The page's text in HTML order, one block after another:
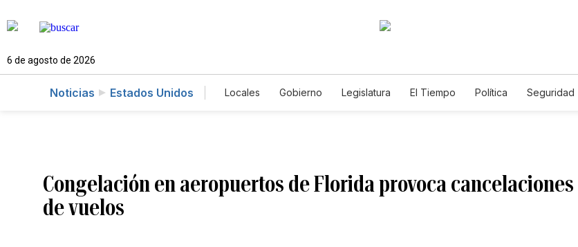
6 de agosto de 2026
Noticias Estados Unidos Locales Gobierno Legislatura El Tiempo Política Seguridad
Congelación en aeropuertos de Florida provoca cancelaciones
de vuelos